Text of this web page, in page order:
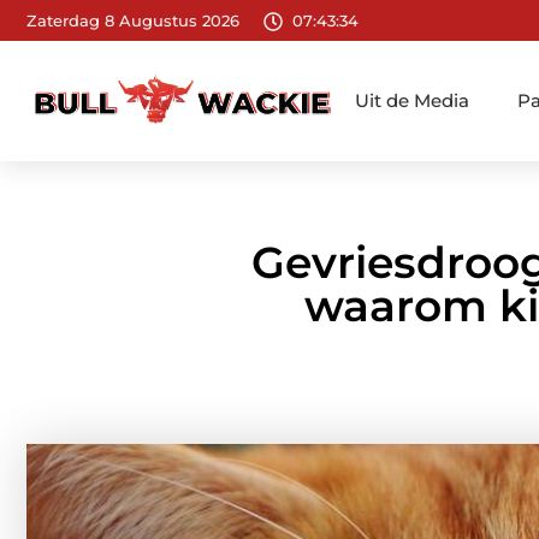
Zaterdag 8 Augustus 2026 07:43:36
Uit de Media
waarom